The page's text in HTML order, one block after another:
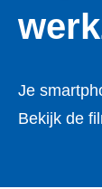
Je
Bekijk de